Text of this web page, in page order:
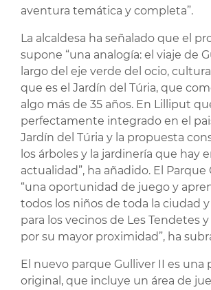
aventura temática y completa”.
La alcaldesa ha señalado que el
supone “una analogía: el viaje de
largo del eje verde del ocio,
que es el Jardín del Túria, que
algo más de 35 años. En Lilliput
perfectamente integrado en el
Jardín del Túria y la propuesta
los árboles y la jardinería que hay
actualidad”, ha añadido. El Parque
“una oportunidad de juego y
todos los niños de toda la ciudad y
para los vecinos de Les Tendetes
por su mayor proximidad”, ha
El nuevo parque Gulliver II es una
original, que incluye un área de